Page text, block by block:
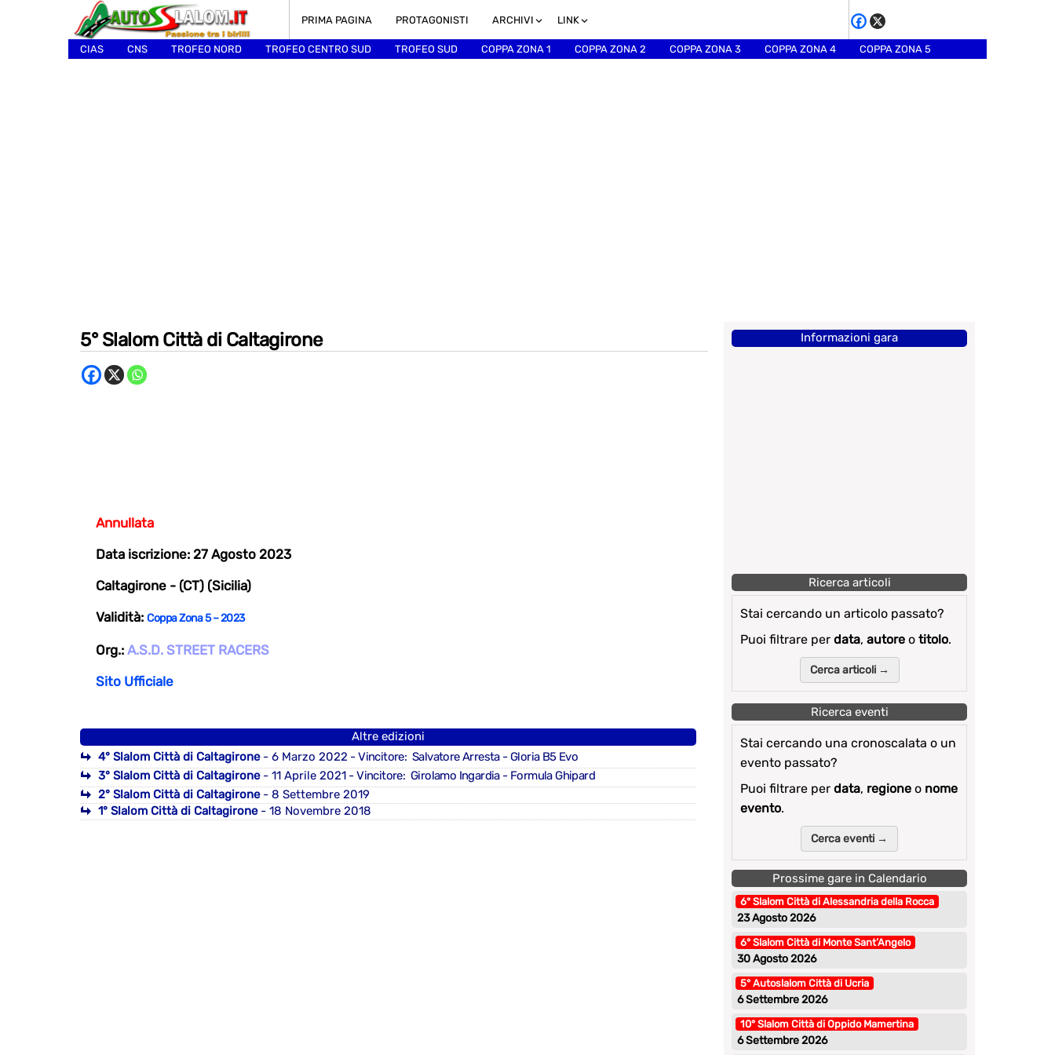
PRIMA PAGINA PROTAGONISTI ARCHIVI LINK
CIAS CNS TROFEO NORD TROFEO CENTRO SUD TROFEO SUD COPPA ZONA 1 COPPA ZONA 2 COPPA ZONA 3 COPPA ZONA 4
COPPA ZONA 5
5° Slalom Città di Caltagirone
Annullata
Data iscrizione: 27 Agosto 2023
Caltagirone - (CT) (Sicilia)
Validità: Coppa Zona 5 – 2023
Org.: A.S.D. STREET RACERS
Sito Ufficiale
Informazioni gara
Ricerca articoli
Stai cercando un articolo passato?
Puoi filtrare per data, autore o titolo.
Cerca articoli →
Ricerca eventi
Stai cercando una cronoscalata o un
evento passato?
Puoi filtrare per data, regione o nome
evento.
Cerca eventi →
Prossime gare in Calendario
6° Slalom Città di Alessandria della Rocca
23 Agosto 2026
6° Slalom Città di Monte Sant’Angelo
30 Agosto 2026
5° Autoslalom Città di Ucria
6 Settembre 2026
10° Slalom Città di Oppido Mamertina
6 Settembre 2026
Altre edizioni
4° Slalom Città di Caltagirone- 6 Marzo 2022 - Vincitore: Salvatore Arresta - Gloria B5 Evo
3° Slalom Città di Caltagirone- 11 Aprile 2021 - Vincitore: Girolamo Ingardia - Formula Ghipard
2° Slalom Città di Caltagirone- 8 Settembre 2019
1° Slalom Città di Caltagirone- 18 Novembre 2018